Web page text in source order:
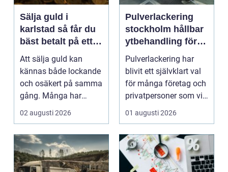
Sälja guld i
karlstad så får du
bäst betalt på ett
tryggt sätt
Att sälja guld kan
kännas både lockande
och osäkert på samma
gång. Många har
gamla smycken,
arvegods...
02 augusti 2026
Pulverlackering
stockholm hållbar
ytbehandling för
industri och
privatpersoner
Pulverlackering har
blivit ett självklart val
för många företag och
privatpersoner som vill
kombiner...
01 augusti 2026